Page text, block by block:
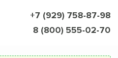
+7 (929) 758-87-98
8 (800) 555-02-70